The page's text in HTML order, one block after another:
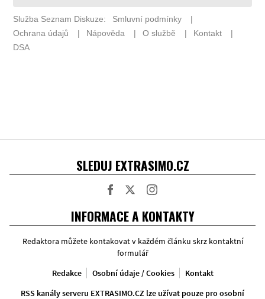
SLEDUJ EXTRASIMO.CZ
INFORMACE A KONTAKTY
Redaktora můžete kontakovat v každém článku skrz kontaktní
formulář
Redakce
Osobní údaje / Cookies
Kontakt
RSS kanály serveru EXTRASIMO.CZ lze užívat pouze pro osobní